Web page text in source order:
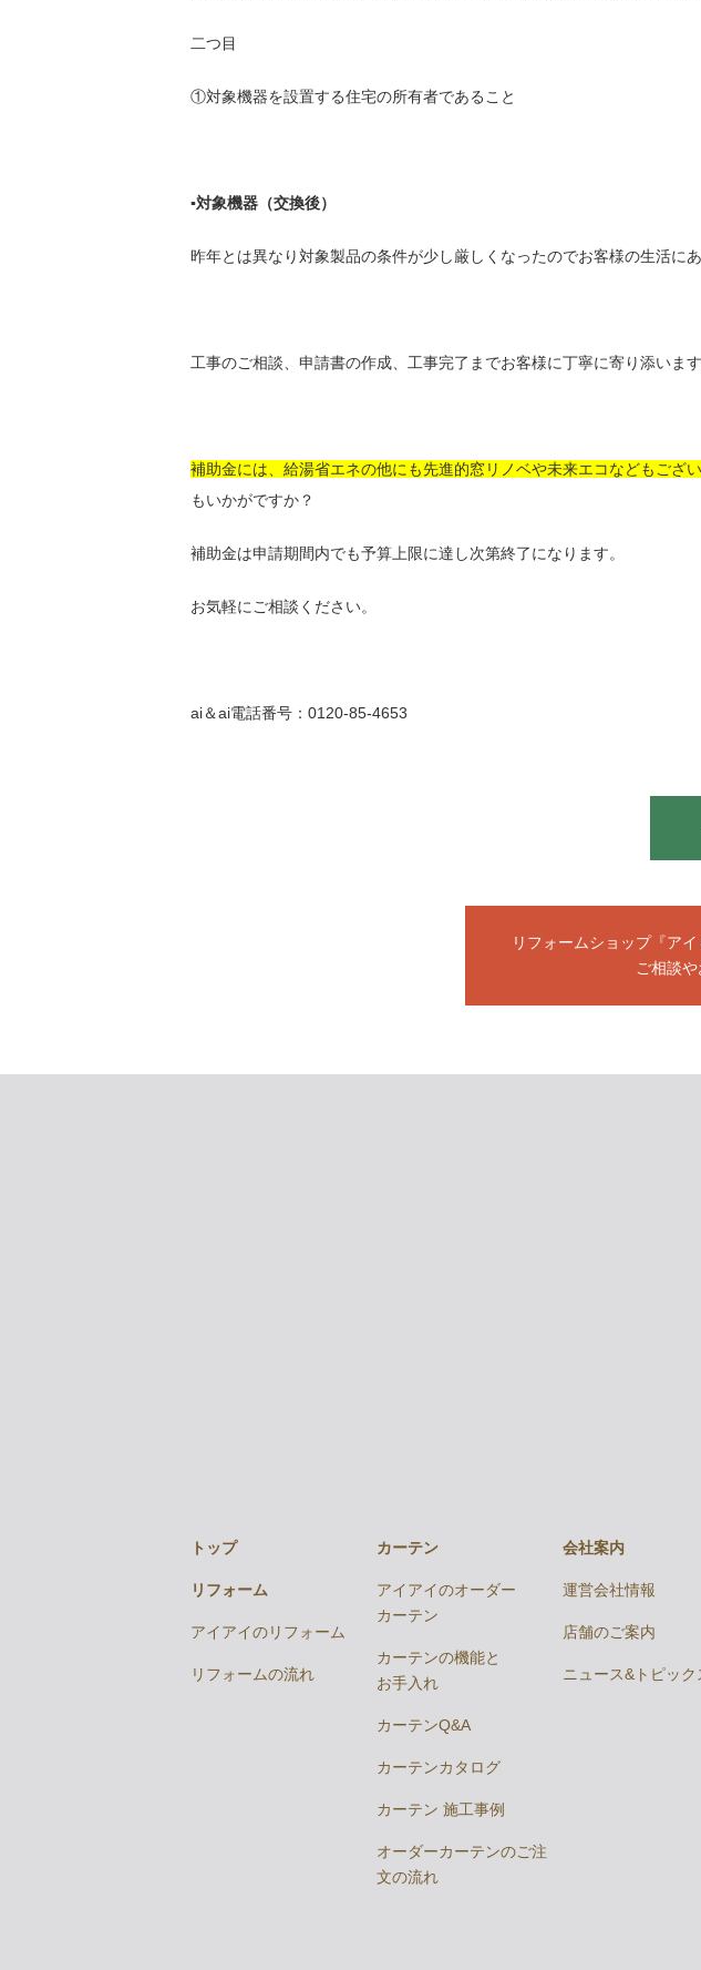
二つ目
①対象機器を設置する住宅の所有者であること
▪対象機器（交換後）
昨年とは異なり対象製品の条件が少し厳しくなったのでお客様の生活に
工事のご相談、申請書の作成、工事完了までお客様に丁寧に寄り添います
補助金には、給湯省エネの他にも先進的窓リノベや未来エコなどもござい
もいかがですか？
補助金は申請期間内でも予算上限に達し次第終了になります。
お気軽にご相談ください。
ai＆ai電話番号：0120-85-4653
リフォームショップ『ア
ご相談
トップ
リフォーム
アイアイのリフォーム
リフォームの流れ
カーテン
アイアイのオーダー
カーテン
カーテンの機能と
お手入れ
カーテンQ&A
カーテンカタログ
カーテン 施工事例
オーダーカーテンのご注
文の流れ
会社案内
運営会社情報
店舗のご案内
ニュース&トピック